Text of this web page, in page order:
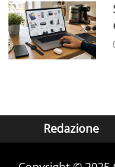
Redazione